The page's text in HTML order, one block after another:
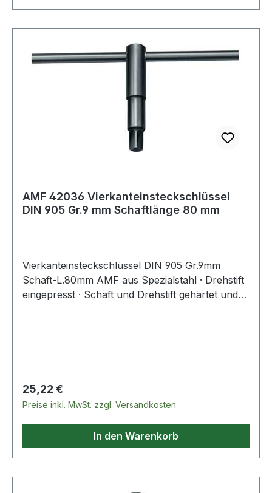
AMF 42036 Vierkanteinsteckschlüssel
DIN 905 Gr.9 mm Schaftlänge 80 mm
Vierkanteinsteckschlüssel DIN 905 Gr.9mm
Schaft-L.80mm AMF aus Spezialstahl · Drehstift
eingepresst · Schaft und Drehstift gehärtet und
Regulärer Preis:
25,22 €
Preise inkl. MwSt. zzgl. Versandkosten
In den Warenkorb